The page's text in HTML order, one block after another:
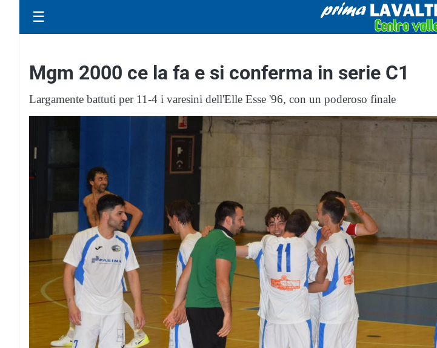
☰
Mgm 2000 ce la fa e si conferma in serie C1
Largamente battuti per 11-4 i varesini dell'Elle Esse '96, con un poderoso finale